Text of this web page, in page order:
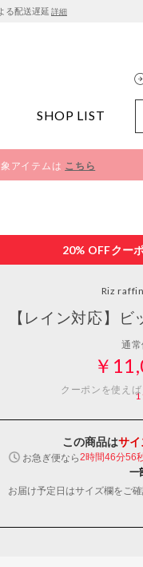
る配送遅延 詳細
SHOP LIST
アイテムは こちら
20% OFFクー
Riz
【レイン対応】ビ
通
￥
クーポンを使え
この商品はサ
お急ぎ便なら2時間46分55
一
お届け予定日はサイズ欄をご確